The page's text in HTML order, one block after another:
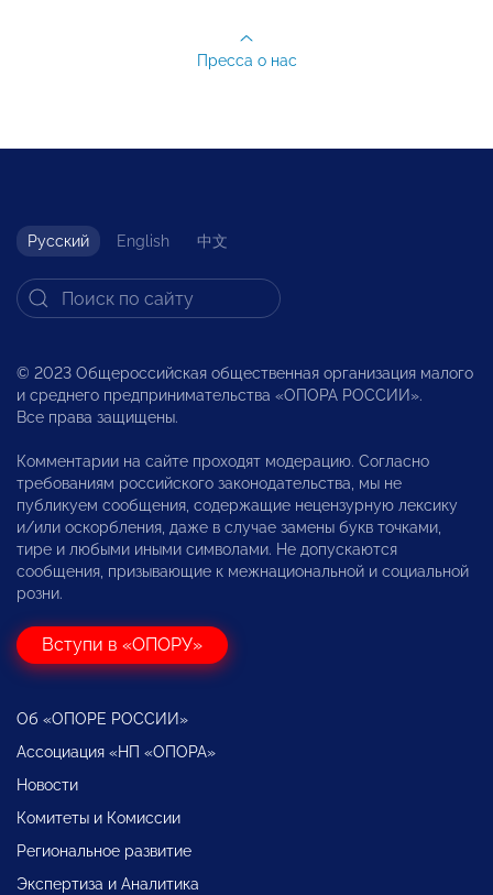
Пресса о нас
Русский English 中文
© 2023 Общероссийская общественная организация малого
и среднего предпринимательства «ОПОРА РОССИИ».
Все права защищены.
Комментарии на сайте проходят модерацию. Согласно
требованиям российского законодательства, мы не
публикуем сообщения, содержащие нецензурную лексику
и/или оскорбления, даже в случае замены букв точками,
тире и любыми иными символами. Не допускаются
сообщения, призывающие к межнациональной и социальной
розни.
Вступи в «ОПОРУ»
Об «ОПОРЕ РОССИИ»
Ассоциация «НП «ОПОРА»
Новости
Комитеты и Комиссии
Региональное развитие
Экспертиза и Аналитика